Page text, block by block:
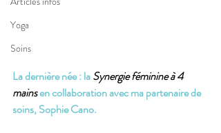
Yoga
Soins
La dernière née : la Synergie féminine à 4
mains en collaboration avec ma partenaire de
soins, Sophie Cano.